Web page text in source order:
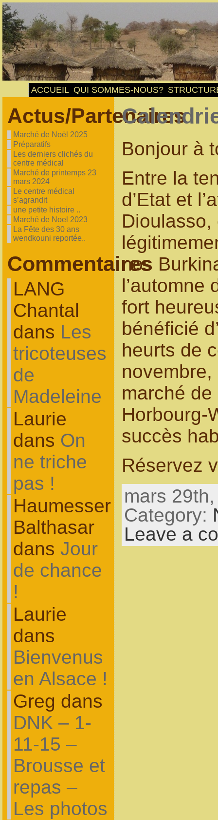
ACCUEIL QUI SOMMES-NOUS?
Actus/Partenaires
Marché de Noël 2025
Préparatifs
Les derniers clichés du
centre médical
Marché de printemps 23
mars 2024
Le centre médical
s’agrandit
une petite histoire ..
Marché de Noel 2023
La Fête des 30 ans
wendkouni reportée..
Commentaires
LANG
Chantal
dans Les
tricoteuses
de
Madeleine
Laurie
dans On
ne triche
pas !
Haumesser
Balthasar
dans Jour
de chance
!
Laurie
dans
Bienvenus
en Alsace !
Greg dans
DNK – 1-
11-15 –
Brousse et
repas –
Les photos
Bonjour à
Entre la
d’Etat et
nos
l’automne
fort
bénéficié
heurts de
marché de
Horbourg-
succès
Réservez
mars
Category:
Leave a